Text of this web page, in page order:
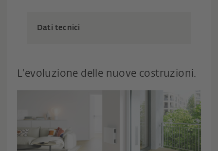
Dati tecnici
L'evoluzione delle nuove costruzioni.